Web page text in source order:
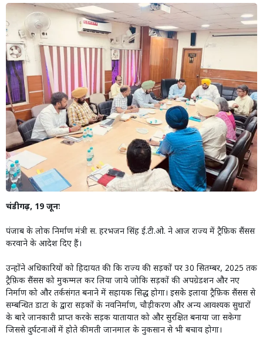
चंडीगढ़, 19 जूनः
पंजाब के लोक निर्माण मंत्री स. हरभजन सिंह ई.टी.ओ. ने आज राज्य में ट्रैफ़िक सैंसस
करवाने के आदेश दिए हैं।
उन्होंने अधिकारियों को हिदायत की कि राज्य की सड़कों पर 30 सितम्बर, 2025 तक
ट्रैफ़िक सैंसस को मुकम्मल कर लिया जाये जोकि सड़कों की अपग्रेडशन और नए
निर्माण को और तर्कसंगत बनाने में सहायक सिद्ध होगा। इसके इलावा ट्रैफ़िक सैंसस से
सम्बन्धित डाटा के द्वारा सड़कों के नवनिर्माण, चौड़ीकरण और अन्य आवश्यक सुधारों
के बारे जानकारी प्राप्त करके सड़क यातायात को और सुरक्षित बनाया जा सकेगा
जिससे दुर्घटनाओं में होते कीमती जानमाल के नुकसान से भी बचाव होगा।